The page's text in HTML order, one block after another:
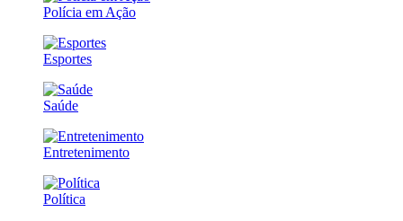
Polícia em Ação
Esportes
Saúde
Entretenimento
Política